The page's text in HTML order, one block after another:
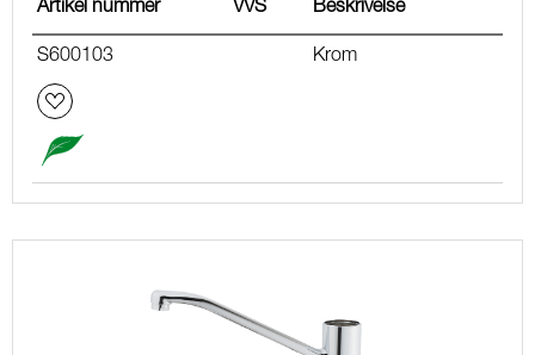
Artikel nummer VVS Beskrivelse
S600103 Krom